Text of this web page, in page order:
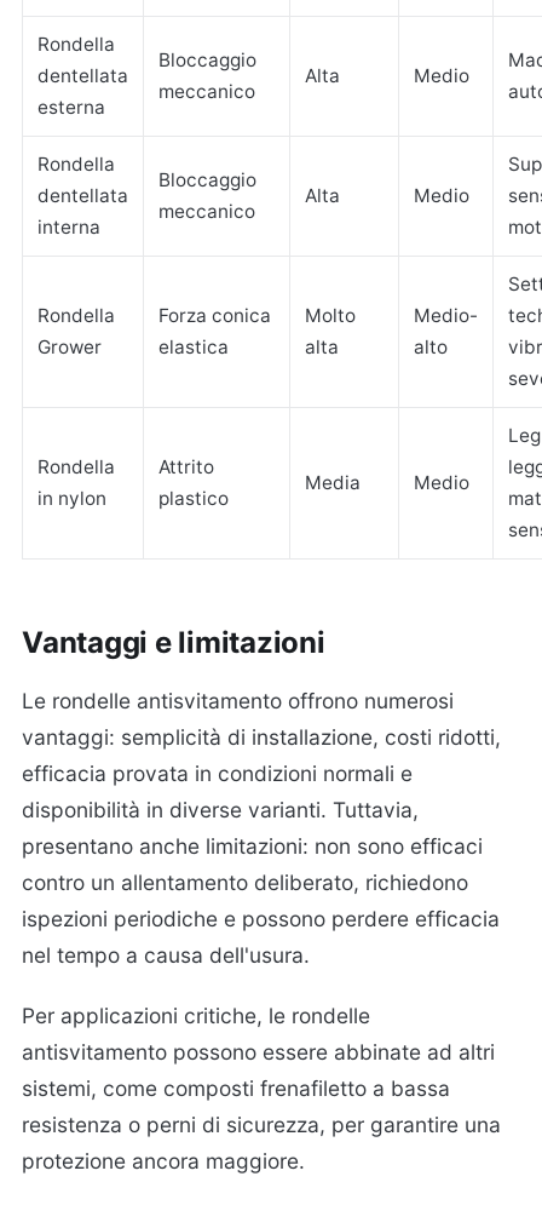
Rondella
dentellata
esterna
Bloccaggio
meccanico
Alta Medio
Rondella
dentellata
interna
Bloccaggio
meccanico
Alta Medio
Rondella
Grower
Forza conica
elastica
Molto
alta
Medio-
alto
Rondella
in nylon
Attrito
plastico
Media Medio
Vantaggi e limitazioni
Le rondelle antisvitamento offrono numerosi
vantaggi: semplicità di installazione, costi ridotti,
efficacia provata in condizioni normali e
disponibilità in diverse varianti. Tuttavia,
presentano anche limitazioni: non sono efficaci
contro un allentamento deliberato, richiedono
ispezioni periodiche e possono perdere efficacia
nel tempo a causa dell'usura.
Per applicazioni critiche, le rondelle
antisvitamento possono essere abbinate ad altri
sistemi, come composti frenafiletto a bassa
resistenza o perni di sicurezza, per garantire una
protezione ancora maggiore.